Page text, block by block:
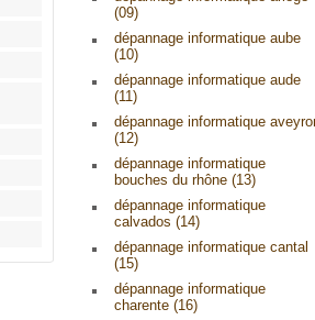
(09)
dépannage informatique aube
(10)
dépannage informatique aude
(11)
dépannage informatique
(12)
dépannage informatique
bouches du rhône (13)
dépannage informatique
calvados (14)
dépannage informatique cantal
(15)
dépannage informatique
charente (16)